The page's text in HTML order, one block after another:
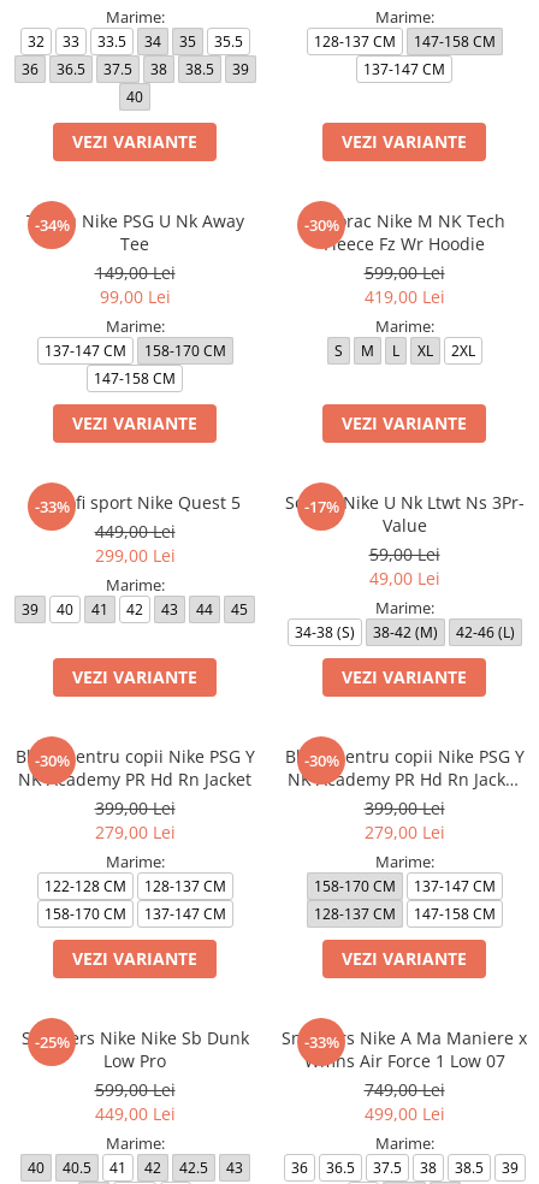
Marime:
32 33 33.5 34 35
35.5
36
36.5 37.5 38 38.5
39
40
VEZI VARIANTE
Marime:
128-137 CM
147-158 CM
137-147 CM
VEZI VARIANTE
-34%
Tricou Nike PSG U Nk Away
Tee
149,00 Lei
99,00 Lei
Marime:
137-147 CM
158-170 CM
147-158 CM
VEZI VARIANTE
-30%
Hanorac Nike M NK Tech
Fleece Fz Wr Hoodie
599,00 Lei
419,00 Lei
Marime:
S M L XL 2XL
VEZI VARIANTE
-33%
Pantofi sport Nike Quest 5
449,00 Lei
299,00 Lei
Marime:
39 40 41 42 43 44 45
VEZI VARIANTE
-17%
Sosete Nike U Nk Ltwt Ns 3Pr-
Value
59,00 Lei
49,00 Lei
Marime:
34-38 (S) 38-42 (M) 42-46 (L)
VEZI VARIANTE
-30%
Bluza pentru copii Nike PSG Y
NK Academy PR Hd Rn Jacket
399,00 Lei
279,00 Lei
Marime:
122-128 CM
128-137 CM
158-170 CM
137-147 CM
VEZI VARIANTE
-30%
Bluza pentru copii Nike PSG Y
NK Academy PR Hd Rn Jacket
3R
399,00 Lei
279,00 Lei
Marime:
158-170 CM
137-147 CM
128-137 CM
147-158 CM
VEZI VARIANTE
-25%
Sneakers Nike Nike Sb Dunk
Low Pro
599,00 Lei
449,00 Lei
Marime:
40 40.5 41 42 42.5
43
-33%
Sneakers Nike A Ma Maniere x
Wmns Air Force 1 Low 07
749,00 Lei
499,00 Lei
Marime:
36 36.5 37.5 38 38.5
39